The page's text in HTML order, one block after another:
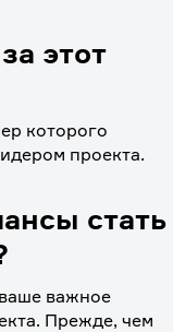
этот
которого
проекта.
стать
важное
Прежде, чем